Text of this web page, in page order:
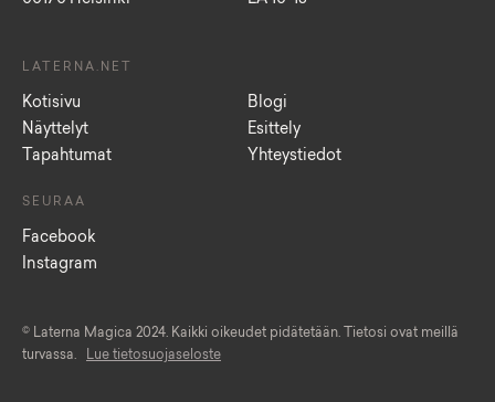
LATERNA.NET
Kotisivu
Näyttelyt
Tapahtumat
Blogi
Esittely
Yhteystiedot
SEURAA
Facebook
Instagram
© Laterna Magica 2024. Kaikki oikeudet pidätetään. Tietosi ovat meillä
turvassa.
Lue tietosuojaseloste